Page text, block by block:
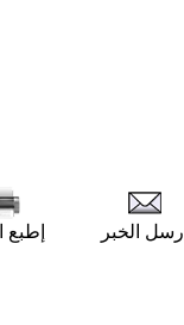
إرسل الخبر إطبع